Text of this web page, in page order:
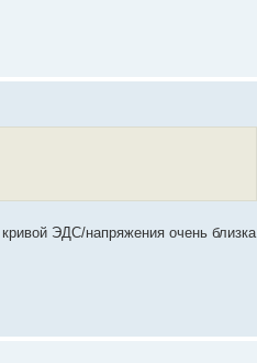
ЭДС/напряжения очень близка